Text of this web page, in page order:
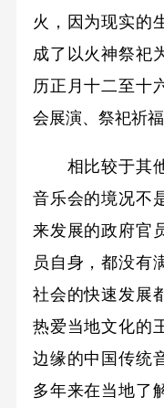
火，因为现实的
成了以火神祭祀
历正月十二至十
会展演、祭祀祈福
相比较于其他
音乐会的境况不
来发展的政府官
员自身，都没有
社会的快速发展
热爱当地文化的
边缘的中国传统
多年来在当地了